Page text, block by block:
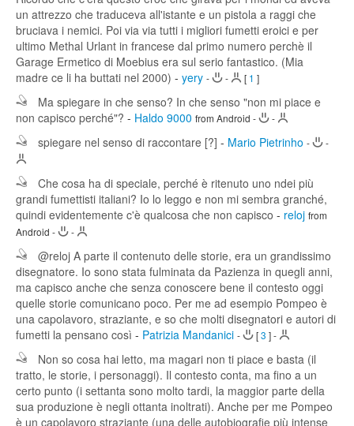
un attrezzo che traduceva all'istante e un pistola a raggi che
bruciava i nemici. Poi via via tutti i migliori fumetti eroici e per
ultimo Methal Urlant in francese dal primo numero perchè il
Garage Ermetico di Moebius era sul serio fantastico. (Mia
madre ce li ha buttati nel 2000) - yery - - [ 1 ]
Ma spiegare in che senso? In che senso "non mi piace e
non capisco perché"? - Haldo 9000 from Android - -
spiegare nel senso di raccontare [?] - Mario Pietrinho - -
Che cosa ha di speciale, perché è ritenuto uno ndei più
grandi fumettisti italiani? Io lo leggo e non mi sembra granché,
quindi evidentemente c'è qualcosa che non capisco - reloj from
Android - -
@reloj A parte il contenuto delle storie, era un grandissimo
disegnatore. Io sono stata fulminata da Pazienza in quegli anni,
ma capisco anche che senza conoscere bene il contesto oggi
quelle storie comunicano poco. Per me ad esempio Pompeo è
una capolavoro, straziante, e so che molti disegnatori e autori di
fumetti la pensano così - Patrizia Mandanici - [3 ]-
Non so cosa hai letto, ma magari non ti piace e basta (il
tratto, le storie, i personaggi). Il contesto conta, ma fino a un
certo punto (i settanta sono molto tardi, la maggior parte della
sua produzione è negli ottanta inoltrati). Anche per me Pompeo
è un capolavoro straziante (una delle autobiografie più intense